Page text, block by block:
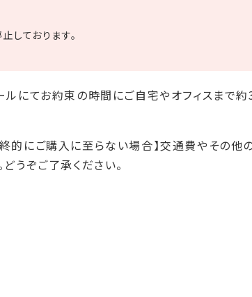
しております。
ルにてお約束の時間にご自宅やオフィスまで
的にご購入に至らない場合】交通費やその
うぞご了承ください。